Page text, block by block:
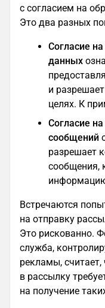
с согласием на
Это два разных
Согласие
данных
и
целях. К
Согласие
сообщений
разрешает
сообщения,
Встречаются
на отправку
Это рискованно.
служба,
рекламы,
в рассылку
на получение